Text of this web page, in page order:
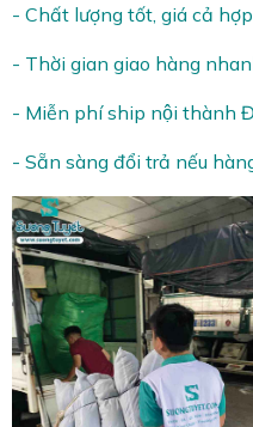
- Chất lượng tốt, giá cả
- Thời gian giao hàng
- Miễn phí ship nội thành
- Sẵn sàng đổi trả nếu